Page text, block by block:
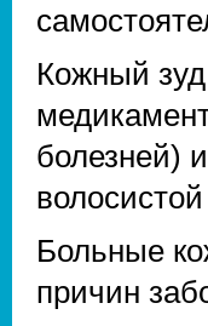
Кожный
болезней)
Больные
причин